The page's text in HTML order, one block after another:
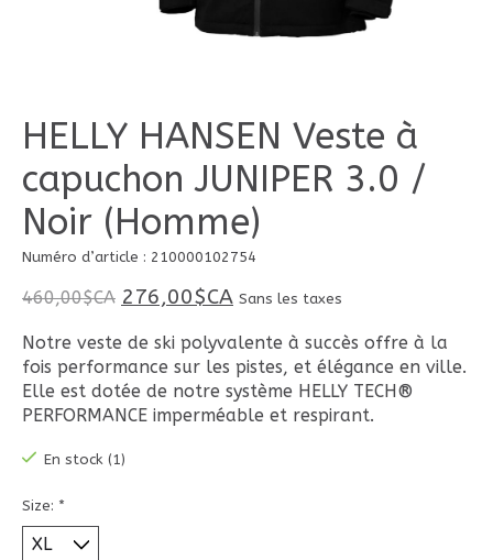
HELLY HANSEN Veste à
capuchon JUNIPER 3.0 /
Noir (Homme)
Numéro d’article : 210000102754
460,00$CA 276,00$CA Sans les taxes
Notre veste de ski polyvalente à succès offre à la
fois performance sur les pistes, et élégance en ville.
Elle est dotée de notre système HELLY TECH®
PERFORMANCE imperméable et respirant.
En stock (1)
Size: *